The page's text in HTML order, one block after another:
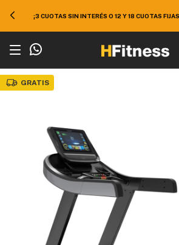
¡3 CUOTAS SIN INTERÉS O 12 Y 18 CUOTAS
GRATIS